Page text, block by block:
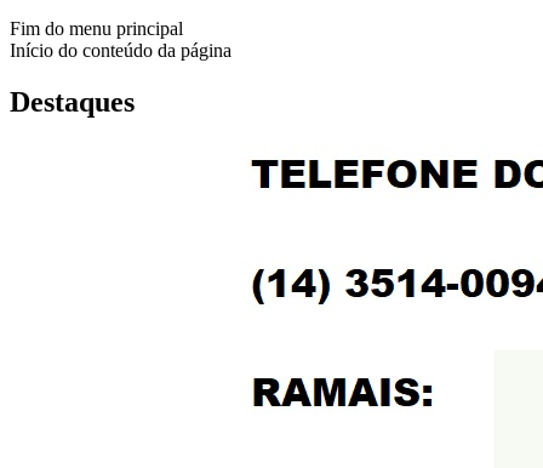
Fim do menu principal
Início do conteúdo da página
Destaques